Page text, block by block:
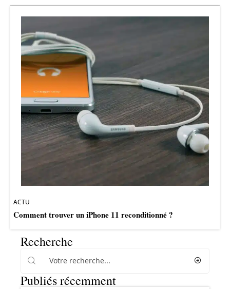
ACTU
Comment trouver un iPhone 11 reconditionné ?
Recherche
Publiés récemment